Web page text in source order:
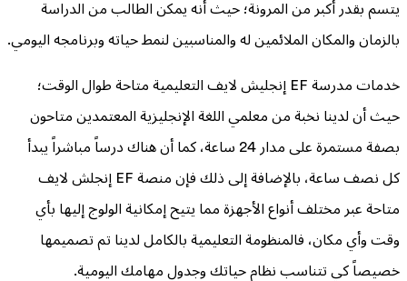
يتسم بقدر أكبر من المرونة؛ حيث أنه يمكن الطالب من الدراسة
بالزمان والمكان الملائمين له والمناسبين لنمط حياته وبرنامجه اليومي.
خدمات مدرسة EF إنجليش لايف التعليمية متاحة طوال الوقت؛
حيث أن لدينا نخبة من معلمي اللغة الإنجليزية المعتمدين متاحون
بصفة مستمرة على مدار 24 ساعة، كما أن هناك درساً مباشراً يبدأ
كل نصف ساعة، بالإضافة إلى ذلك فإن منصة EF إنجلش لايف
متاحة عبر مختلف أنواع الأجهزة مما يتيح إمكانية الولوج إليها بأي
وقت وأي مكان، فالمنظومة التعليمية بالكامل لدينا تم تصميمها
خصيصاً كي تتناسب نظام حياتك وجدول مهامك اليومية.